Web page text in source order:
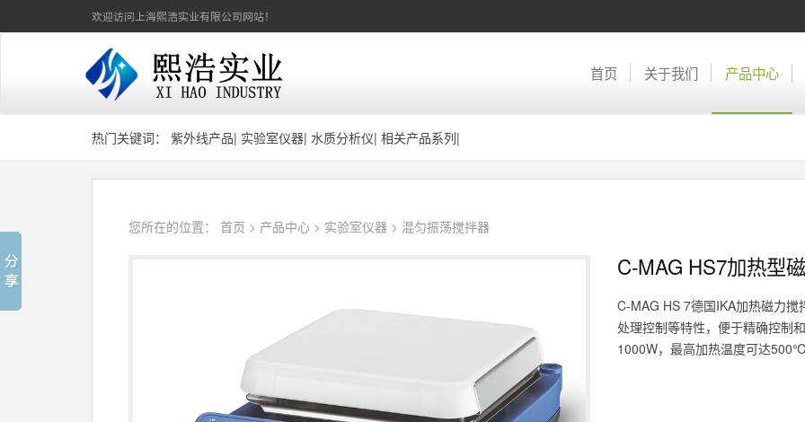
欢迎访问上海熙浩实业有限公司网站！
首页 关于我们 产品中心
热门关键词： 紫外线产品| 实验室仪器| 水质分析仪| 相关产品系列|
您所在的位置： 首页 > 产品中心 > 实验室仪器 > 混匀振荡搅拌器
C-MAG HS7加热型
C-MAG HS 7德国IKA加热磁力
处理控制等特性，便于精确控制
1000W，最高加热温度可达